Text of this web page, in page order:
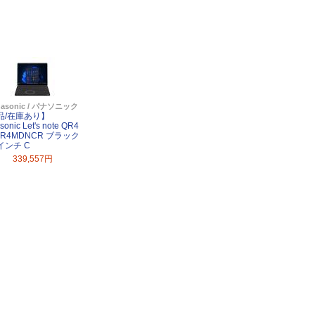
/ パナソニック
/在庫あり】
Let's note QR4
ブラック
ンチ C
339,557円